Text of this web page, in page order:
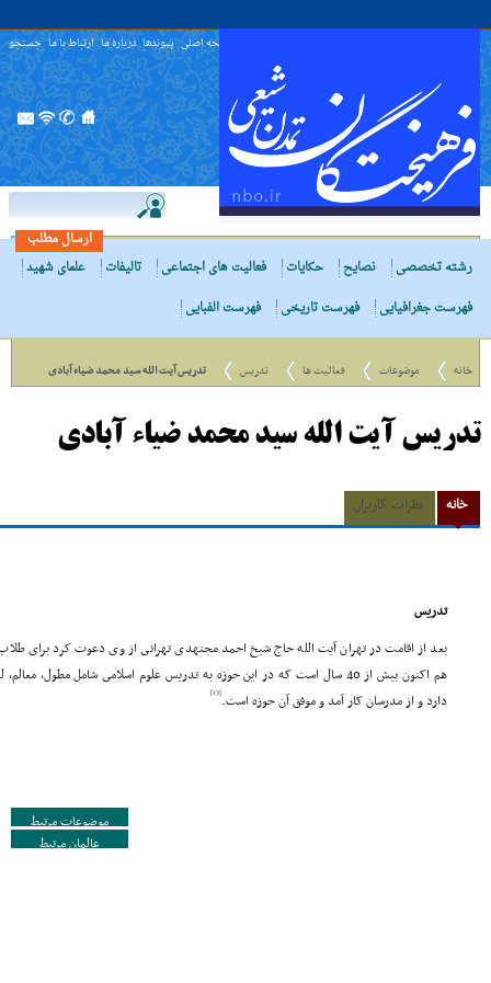
صفحه اصلی پیوندها درباره ما ارتباط با ما جستجو
ارسال مطلب
رشته تخصصی
نصایح حکایات فعالیت های اجتماعی تالیفات
علمای شهید
فهرست جغرافیایی
فهرست تاریخی فهرست الفبایی
خانه موضوعات فعالیت ها تدریس تدریس آیت الله سید محمد ضیاء آبادی
تدریس آیت الله سید محمد ضیاء آبادی
خانه نظرات کاربران
تدریس
بعد از اقامت در تهران آیت الله حاج شیخ احمد مجتهدى تهرانى از وى دعوت کرد براى
هم اکنون بیش از 40 سال است که در این حوزه به تدریس علوم اسلامى شامل مطول،
دارد و از مدرسان کار آمد و موفق آن حوزه است.[13]
موضوعات مرتبط
عالمان مرتبط